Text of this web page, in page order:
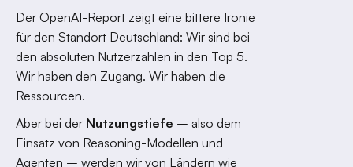
Der OpenAI-Report zeigt eine bittere Ironie
für den Standort Deutschland: Wir sind bei
den absoluten Nutzerzahlen in den Top 5.
Wir haben den Zugang. Wir haben die
Ressourcen.
Aber bei der Nutzungstiefe – also dem
Einsatz von Reasoning-Modellen und
Agenten – werden wir von Ländern wie